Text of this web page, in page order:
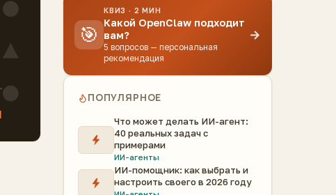
🎯
КВИЗ · 2 МИН
Какой OpenClaw подходит
вам?
5 вопросов — персональная
рекомендация
→
ПОПУЛЯРНОЕ
Что может делать ИИ-агент:
40 реальных задач с
примерами
ИИ-агенты
ИИ-помощник: как выбрать и
настроить своего в 2026 году